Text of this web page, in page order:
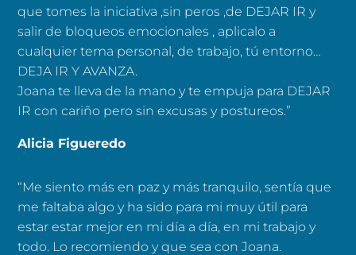
que tomes la iniciativa ,sin peros ,de DEJAR IR y
salir de bloqueos emocionales , aplicalo a
cualquier tema personal, de trabajo, tú entorno…
DEJA IR Y AVANZA.
Joana te lleva de la mano y te empuja para DEJAR
IR con cariño pero sin excusas y postureos.”
Alicia Figueredo
“Me siento más en paz y más tranquilo, sentía que
me faltaba algo y ha sido para mi muy útil para
estar estar mejor en mi día a día, en mi trabajo y
todo. Lo recomiendo y que sea con Joana.